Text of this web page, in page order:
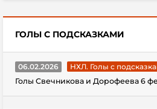
ГОЛЫ С ПОДСКАЗКАМИ
06.02.2026
НХЛ. Голы с
Голы Свечникова и Дорофеева 6